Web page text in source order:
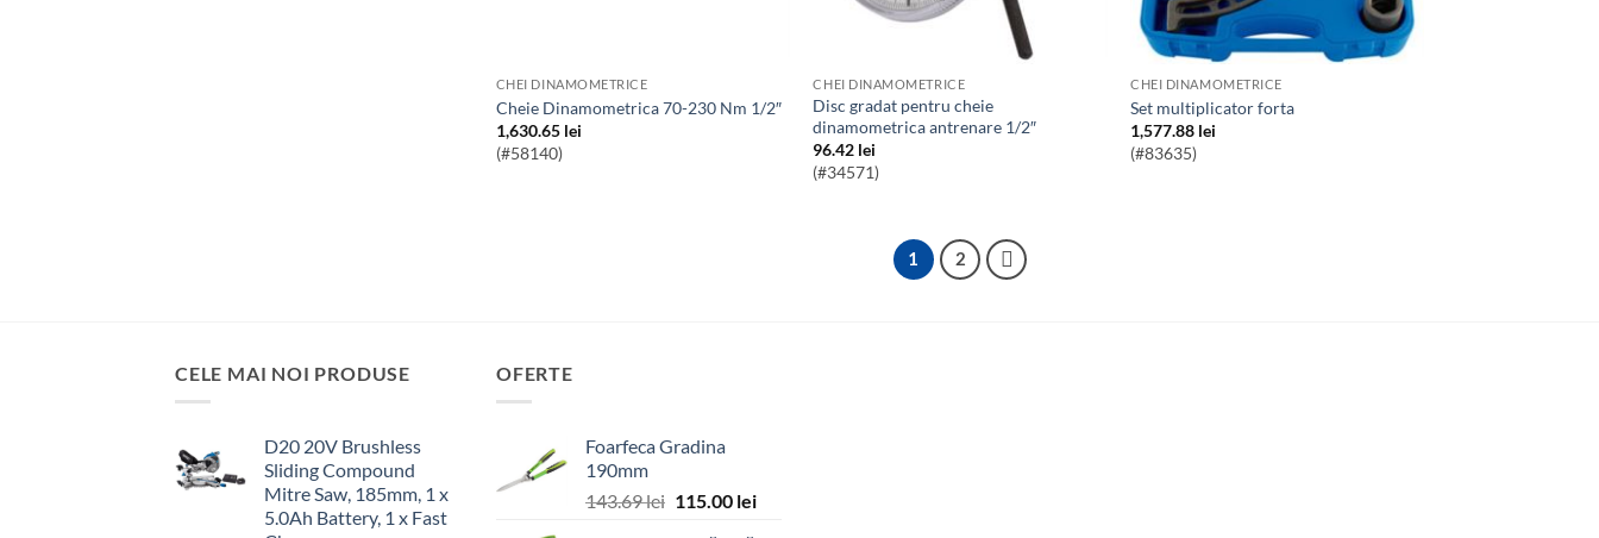
CHEI DINAMOMETRICE
Cheie Dinamometrica 70-230 Nm 1/2″
1,630.65 lei
(#58140)
CHEI DINAMOMETRICE
Disc gradat pentru cheie
dinamometrica antrenare 1/2″
96.42 lei
(#34571)
CHEI DINAMOMETRICE
Set multiplicator forta
1,577.88 lei
(#83635)
1 2
CELE MAI NOI PRODUSE
D20 20V Brushless
Sliding Compound
Mitre Saw, 185mm, 1 x
5.0Ah Battery, 1 x Fast
OFERTE
Foarfeca Gradina
190mm
143.69lei Prețul
115.00 leiPrețul